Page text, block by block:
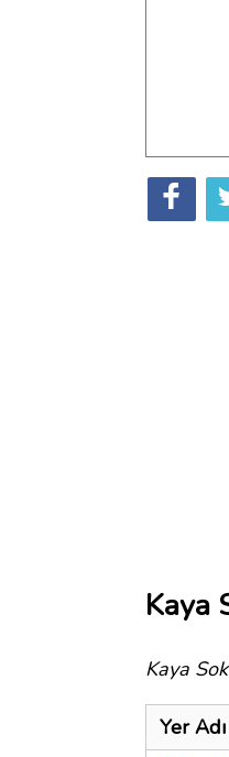
Kaya
Kaya
Yer Adı